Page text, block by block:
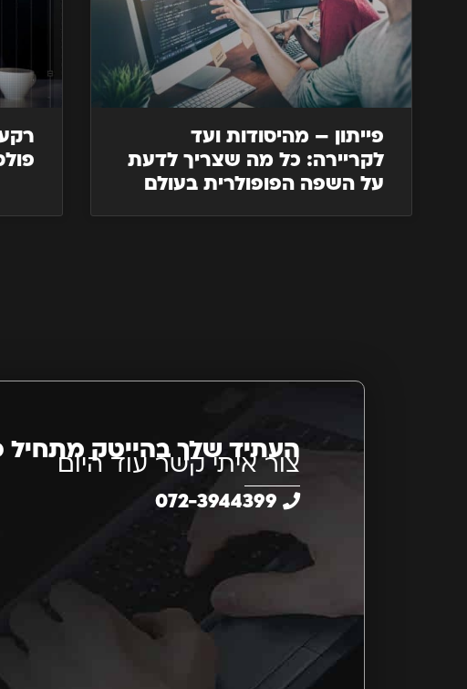
פייתון – מהיסודות ועד
לקריירה: כל מה שצריך לדעת
על השפה הפופולרית בעולם
העתיד שלך בהייטק מתחיל
צור איתי קשר עוד היום